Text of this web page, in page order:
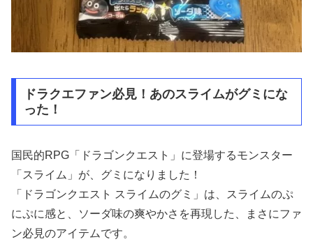
ドラクエファン必見！あのスライムがグミにな
った！
国民的RPG「ドラゴンクエスト」に登場するモンスター
「スライム」が、グミになりました！
「ドラゴンクエスト スライムのグミ」は、スライムのぷ
にぷに感と、ソーダ味の爽やかさを再現した、まさにファ
ン必見のアイテムです。